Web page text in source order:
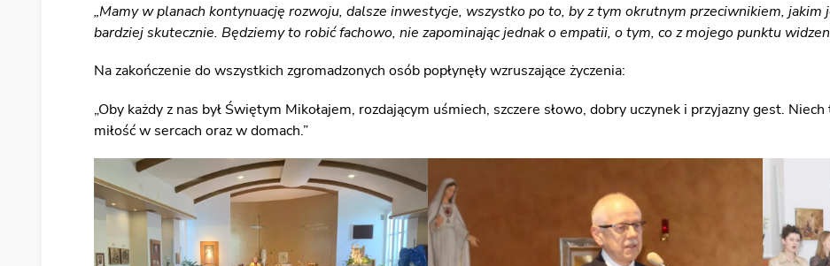
„Mamy w planach kontynuację rozwoju, dalsze inwestycje, wszystko po to, by z tym okrutnym przeciwnikiem,
bardziej skutecznie. Będziemy to robić fachowo, nie zapominając jednak o empatii, o tym, co z mojego punktu
Na zakończenie do wszystkich zgromadzonych osób popłynęły wzruszające życzenia:
„Oby każdy z nas był Świętym Mikołajem, rozdającym uśmiech, szczere słowo, dobry uczynek i przyjazny gest.
miłość w sercach oraz w domach.”